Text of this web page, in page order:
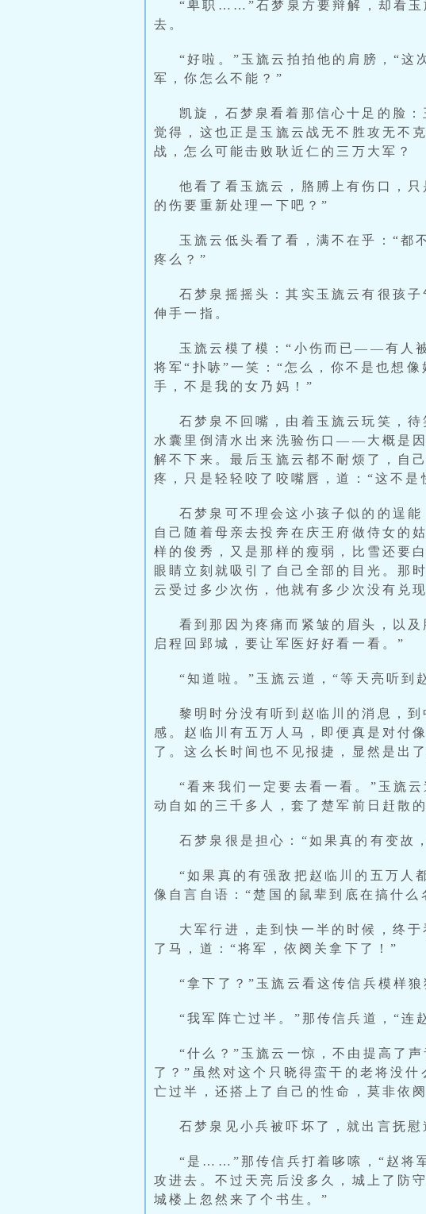
“卑职……”石梦泉方要辩解，却看玉
去。
“好啦。”玉旒云拍拍他的肩膀，“
军，你怎么不能？”
凯旋，石梦泉看着那信心十足的脸
觉得，这也正是玉旒云战无不胜攻无不
战，怎么可能击败耿近仁的三万大军？
他看了看玉旒云，胳膊上有伤口，
的伤要重新处理一下吧？”
玉旒云低头看了看，满不在乎：“
疼么？”
石梦泉摇摇头：其实玉旒云有很孩
伸手一指。
玉旒云模了模：“小伤而已——有人
将军“扑哧”一笑：“怎么，你不是也想
手，不是我的女乃妈！”
石梦泉不回嘴，由着玉旒云玩笑，
水囊里倒清水出来洗验伤口——大概是
解不下来。最后玉旒云都不耐烦了，自
疼，只是轻轻咬了咬嘴唇，道：“这不
石梦泉可不理会这小孩子似的的逞
自己随着母亲去投奔在庆王府做侍女的
样的俊秀，又是那样的瘦弱，比雪还要
眼睛立刻就吸引了自己全部的目光。那
云受过多少次伤，他就有多少次没有兑
看到那因为疼痛而紧皱的眉头，以
启程回郢城，要让军医好好看一看。”
“知道啦。”玉旒云道，“等天亮听到
黎明时分没有听到赵临川的消息，
感。赵临川有五万人马，即便真是对付
了。这么长时间也不见报捷，显然是出了
“看来我们一定要去看一看。”玉旒
动自如的三千多人，套了楚军前日赶散
石梦泉很是担心：“如果真的有变故
“如果真的有强敌把赵临川的五万人
像自言自语：“楚国的鼠辈到底在搞什么
大军行进，走到快一半的时候，终
了马，道：“将军，依阕关拿下了！”
“拿下了？”玉旒云看这传信兵模样
“我军阵亡过半。”那传信兵道，“
“什么？”玉旒云一惊，不由提高了
了？”虽然对这个只晓得蛮干的老将没
亡过半，还搭上了自己的性命，莫非依
石梦泉见小兵被吓坏了，就出言抚
“是……”那传信兵打着哆嗦，“赵将
攻进去。不过天亮后没多久，城上了防
城楼上忽然来了个书生。”